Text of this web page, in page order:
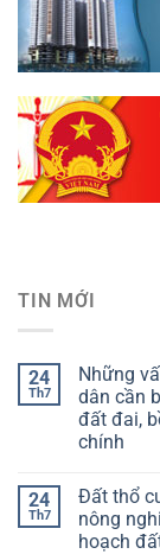
TIN MỚI
24
Th7
Những
dân cần
đất đai,
chính
24
Th7
Đất thổ
nông
hoạch